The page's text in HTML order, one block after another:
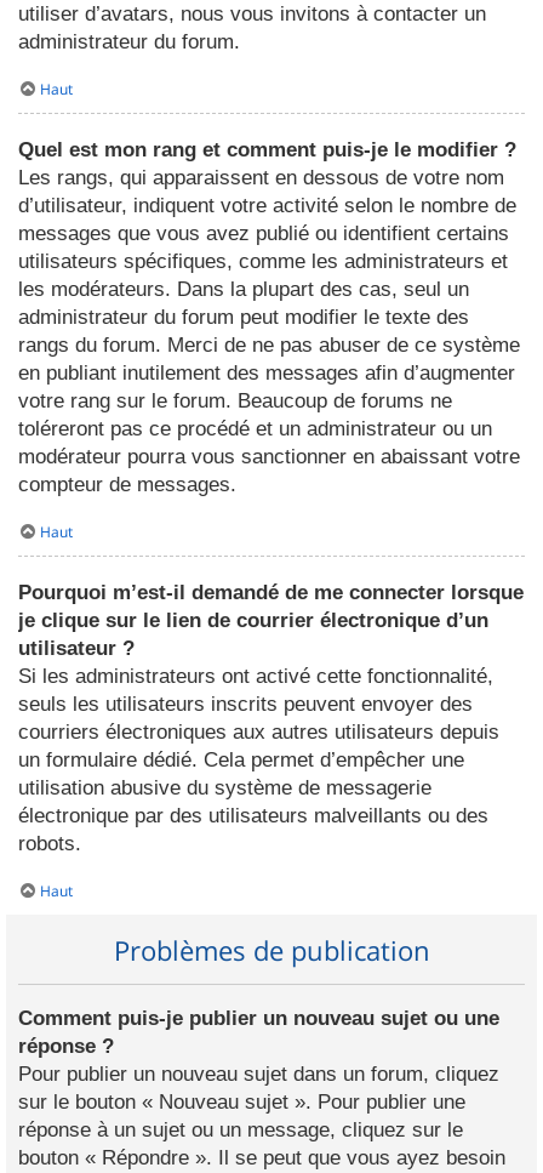
utiliser d’avatars, nous vous invitons à contacter un
administrateur du forum.
Haut
Quel est mon rang et comment puis-je le modifier ?
Les rangs, qui apparaissent en dessous de votre nom
d’utilisateur, indiquent votre activité selon le nombre de
messages que vous avez publié ou identifient certains
utilisateurs spécifiques, comme les administrateurs et
les modérateurs. Dans la plupart des cas, seul un
administrateur du forum peut modifier le texte des
rangs du forum. Merci de ne pas abuser de ce système
en publiant inutilement des messages afin d’augmenter
votre rang sur le forum. Beaucoup de forums ne
toléreront pas ce procédé et un administrateur ou un
modérateur pourra vous sanctionner en abaissant votre
compteur de messages.
Haut
Pourquoi m’est-il demandé de me connecter lorsque
je clique sur le lien de courrier électronique d’un
utilisateur ?
Si les administrateurs ont activé cette fonctionnalité,
seuls les utilisateurs inscrits peuvent envoyer des
courriers électroniques aux autres utilisateurs depuis
un formulaire dédié. Cela permet d’empêcher une
utilisation abusive du système de messagerie
électronique par des utilisateurs malveillants ou des
robots.
Haut
Problèmes de publication
Comment puis-je publier un nouveau sujet ou une
réponse ?
Pour publier un nouveau sujet dans un forum, cliquez
sur le bouton « Nouveau sujet ». Pour publier une
réponse à un sujet ou un message, cliquez sur le
bouton « Répondre ». Il se peut que vous ayez besoin